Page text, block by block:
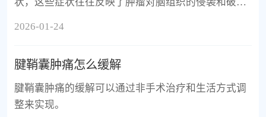
状，这些症状往往反映了肿瘤对脑组织的侵袭和破
2026-01-24
腱鞘囊肿痛怎么缓解
腱鞘囊肿痛的缓解可以通过非手术治疗和生活方式调
整来实现。